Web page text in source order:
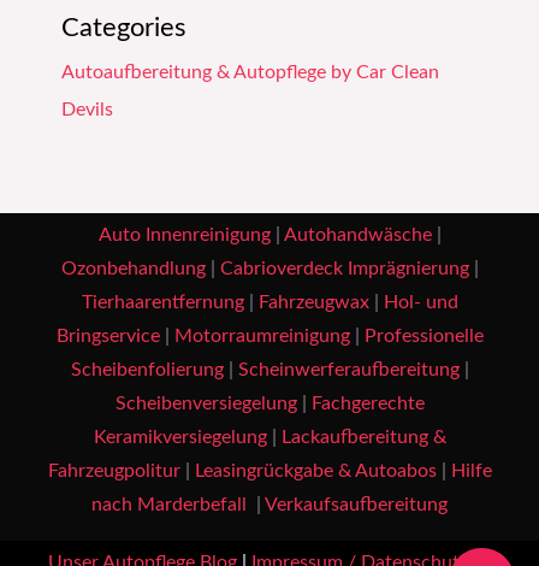
Categories
Autoaufbereitung & Autopflege by Car Clean
Devils
Auto Innenreinigung| Autohandwäsche|
Ozonbehandlung| Cabrioverdeck Imprägnierung|
Tierhaarentfernung| Fahrzeugwax|
Hol- und
Bringservice| Motorraumreinigung|
Professionelle
Scheibenfolierung| Scheinwerferaufbereitung|
Scheibenversiegelung|
Fachgerechte
Keramikversiegelung|
Lackaufbereitung &
Fahrzeugpolitur| Leasingrückgabe & Autoabos|
Hilfe
nach Marderbefall
Verkaufsaufbereitung